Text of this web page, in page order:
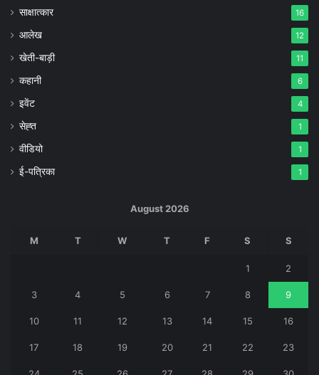
साक्षात्कार 16
आलेख 12
खेती-बाड़ी 11
कहानी 6
इवेंट 4
सेह्त 1
वीडियो 1
ई-पत्रिका 1
August 2026
M T W T F S S
1 2
3 4 5 6 7 8 9
10 11 12 13 14 15 16
17 18 19 20 21 22 23